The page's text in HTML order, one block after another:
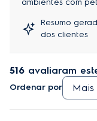
família.
Brush Roll
cabelos e fibras
Reservatório
Resumo
dos clientes
516 avaliaram
Ordenar por